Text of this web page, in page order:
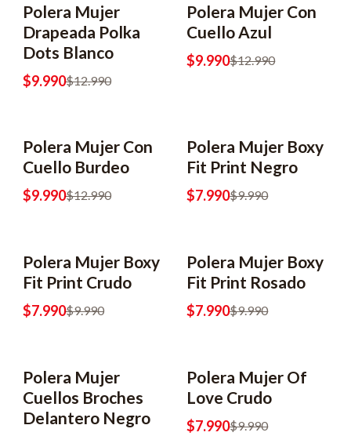
Polera Mujer
Drapeada Polka
Dots Blanco
$9.990$12.990
Polera Mujer Con
Cuello Azul
$9.990$12.990
Polera Mujer Con
Cuello Burdeo
$9.990$12.990
Polera Mujer Boxy
Fit Print Negro
$7.990$9.990
Polera Mujer Boxy
Fit Print Crudo
$7.990$9.990
Polera Mujer Boxy
Fit Print Rosado
$7.990$9.990
Polera Mujer
Cuellos Broches
Delantero Negro
Polera Mujer Of
Love Crudo
$7.990$9.990